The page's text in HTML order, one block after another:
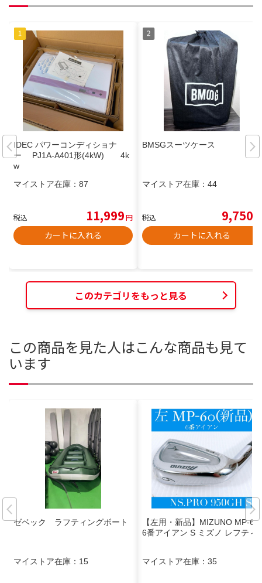
IDEC パワーコンディショナ
ー PJ1A-A401形(4kW) 4k
w
マイストア在庫： 87
税込 11,999円
カートに入れる
BMSGスーツケース
マイストア在庫： 44
税込 9,750
カートに入れる
このカテゴリをもっと見る
この商品を見た人はこんな商品も見て
います
ゼベック ラフティングボート
マイストア在庫： 15
【左用・新品】MIZUNO MP-60
6番アイアン S ミズノ レフティ
マイストア在庫： 35